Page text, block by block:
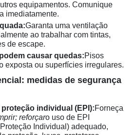
equipamentos. Comunique
imediatamente.
Garanta uma ventilação
ao trabalhar com tintas,
de escape.
causar quedas:Pisos
exposta ou superfícies irregulares.
medidas de segurança
individual (EPI):Forneça
reforçaro uso de EPI
Individual) adequado,